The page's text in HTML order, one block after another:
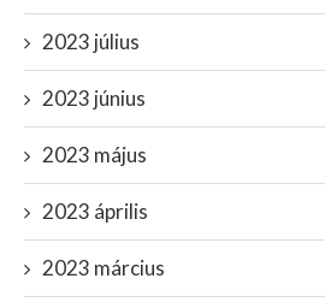
2023 július
2023 június
2023 május
2023 április
2023 március